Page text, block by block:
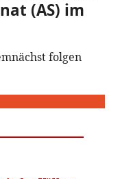
(AS) im
folgen